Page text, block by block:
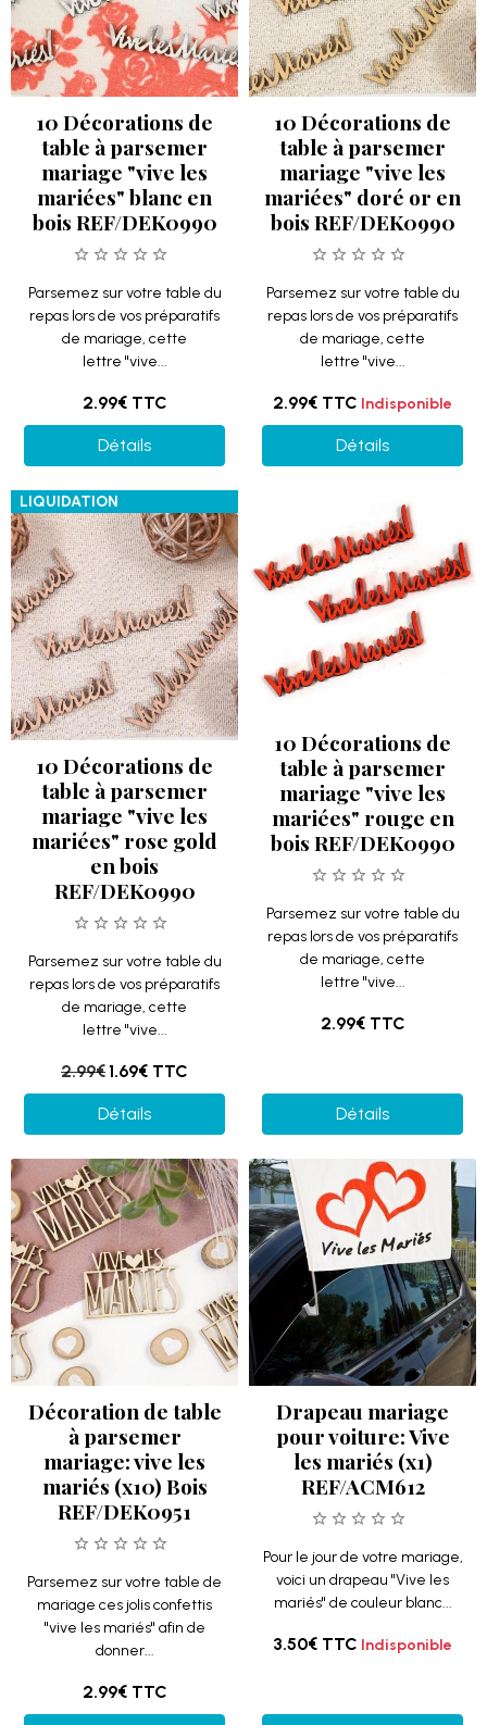
10 Décorations de
table à parsemer
mariage "vive les
mariées" blanc en
bois REF/DEK0990
Parsemez sur votre table du
repas lors de vos préparatifs
de mariage, cette
lettre "vive...
2.99€ TTC
Détails
10 Décorations de
table à parsemer
mariage "vive les
mariées" doré or en
bois REF/DEK0990
Parsemez sur votre table du
repas lors de vos préparatifs
de mariage, cette
lettre "vive...
2.99€ TTC Indisponible
Détails
LIQUIDATION
10 Décorations de
table à parsemer
mariage "vive les
mariées" rose gold
en bois
REF/DEK0990
Parsemez sur votre table du
repas lors de vos préparatifs
de mariage, cette
lettre "vive...
2.99€1.69€ TTC
Détails
10 Décorations de
table à parsemer
mariage "vive les
mariées" rouge en
bois REF/DEK0990
Parsemez sur votre table du
repas lors de vos préparatifs
de mariage, cette
lettre "vive...
2.99€ TTC
Détails
Décoration de table
à parsemer
mariage: vive les
mariés (x10) Bois
REF/DEK0951
Parsemez sur votre table de
mariage ces jolis confettis
"vive les mariés" afin de
donner...
2.99€ TTC
Drapeau mariage
pour voiture: Vive
les mariés (x1)
REF/ACM612
Pour le jour de votre mariage,
voici un drapeau "Vive les
mariés" de couleur blanc...
3.50€ TTC Indisponible